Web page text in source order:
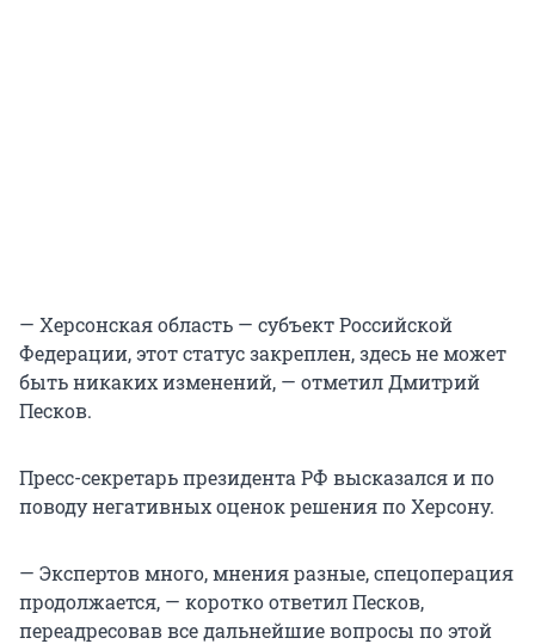
— Херсонская область — субъект Российской
Федерации, этот статус закреплен, здесь не может
быть никаких изменений, — отметил Дмитрий
Песков.
Пресс-секретарь президента РФ высказался и по
поводу негативных оценок решения по Херсону.
— Экспертов много, мнения разные, спецоперация
продолжается, — коротко ответил Песков,
переадресовав все дальнейшие вопросы по этой